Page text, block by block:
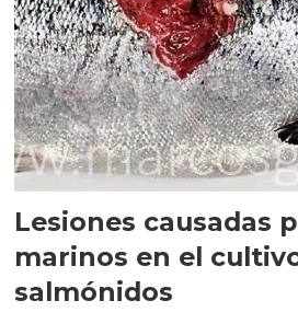
Lesiones causadas
marinos en el
salmónidos